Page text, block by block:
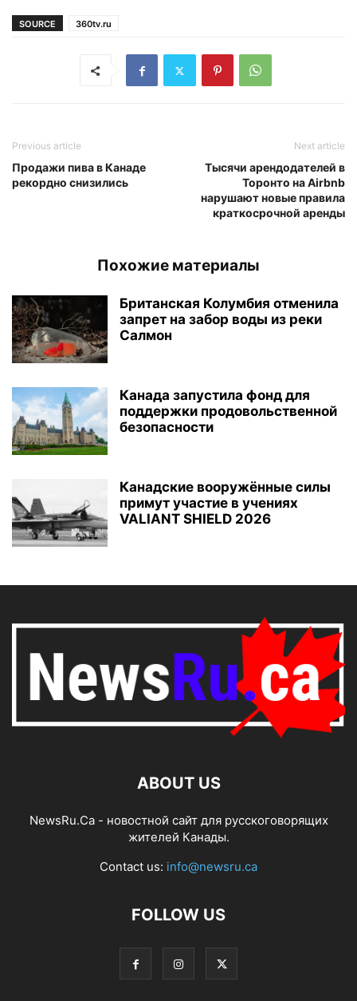
SOURCE 360tv.ru
Previous article
Продажи пива в Канаде
рекордно снизились
Next article
Тысячи арендодателей в
Торонто на Airbnb
нарушают новые правила
краткосрочной аренды
Похожие материалы
Британская Колумбия отменила
запрет на забор воды из реки
Салмон
Канада запустила фонд для
поддержки продовольственной
безопасности
Канадские вооружённые силы
примут участие в учениях
VALIANT SHIELD 2026
ABOUT US
NewsRu.Ca - новостной сайт для русскоговорящих
жителей Канады.
Contact us: info@newsru.ca
FOLLOW US